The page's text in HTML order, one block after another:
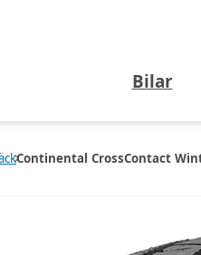
Bilar
Continental CrossContact